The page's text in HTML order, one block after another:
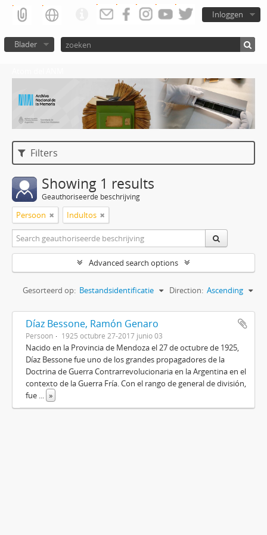
Inloggen
Blader
Filters
Showing 1 results
Geauthoriseerde beschrijving
Persoon Indultos
Advanced search options
Gesorteerd op: Bestandsidentificatie Direction: Ascending
Díaz Bessone, Ramón Genaro
Persoon 1925 octubre 27-2017 junio 03
Nacido en la Provincia de Mendoza el 27 de octubre de 1925,
Díaz Bessone fue uno de los grandes propagadores de la
Doctrina de Guerra Contrarrevolucionaria en la Argentina en el
contexto de la Guerra Fría. Con el rango de general de división,
fue ... »